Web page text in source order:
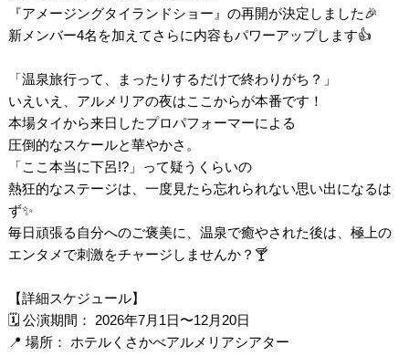
『アメージングタイランドショー』の再開が決定しました🎉
新メンバー4名を加えてさらに内容もパワーアップします👍
「温泉旅行って、まったりするだけで終わりがち？」
いえいえ、アルメリアの夜はここからが本番です！
本場タイから来日したプロパフォーマーによる
圧倒的なスケールと華やかさ。
「ここ本当に下呂!?」って疑うくらいの
熱狂的なステージは、一度見たら忘れられない思い出になるは
ず✨
毎日頑張る自分へのご褒美に、温泉で癒やされた後は、極上の
エンタメで刺激をチャージしませんか？🍸
【詳細スケジュール】
🗓 公演期間： 2026年7月1日〜12月20日
📍 場所： ホテルくさかべアルメリアシアター